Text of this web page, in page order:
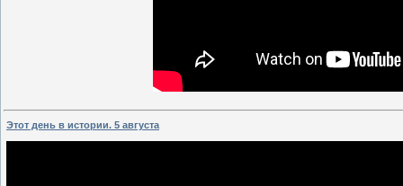
Этот день в истории. 5 августа